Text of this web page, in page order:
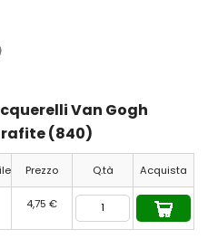
Van Gogh
(840)
Prezzo Q.tà Acquista
4,75 €